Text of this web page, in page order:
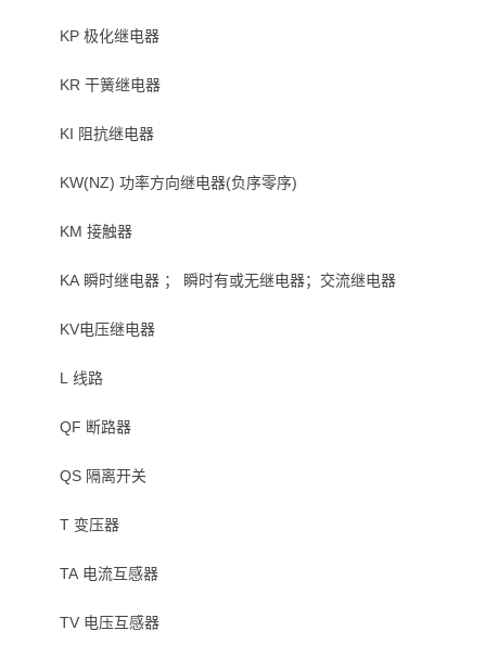
KP 极化继电器
KR 干簧继电器
KI 阻抗继电器
KW(NZ) 功率方向继电器(负序零序)
KM 接触器
KA 瞬时继电器 ； 瞬时有或无继电器；交流继电器
KV电压继电器
L 线路
QF 断路器
QS 隔离开关
T 变压器
TA 电流互感器
TV 电压互感器